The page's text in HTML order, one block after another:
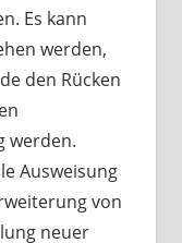
Es kann
werden,
den Rücken
werden.
Ausweisung
von
neuer